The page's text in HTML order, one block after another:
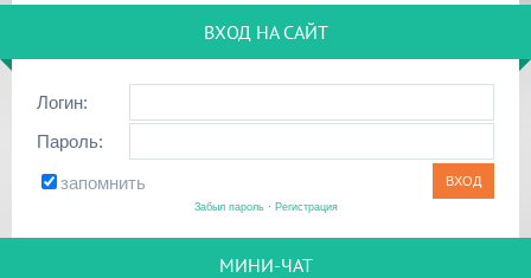
ВХОД НА САЙТ
Логин:
Пароль:
запомнить
Забыл пароль· Регистрация
МИНИ-ЧАТ